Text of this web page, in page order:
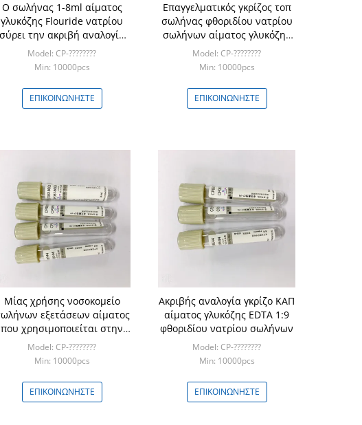
Ο σωλήνας 1-8ml αίματος
γλυκόζης Flouride νατρίου
σύρει την ακριβή αναλογία
όγκου
Model: CP-????????
Min: 10000pcs
ΕΠΙΚΟΙΝΩΝΉΣΤΕ
Επαγγελματικός γκρίζος τοπ
σωλήνας φθοριδίου νατρίου
σωλήνων αίματος γλυκόζης
για τη γλυκόζη
Model: CP-????????
Min: 10000pcs
ΕΠΙΚΟΙΝΩΝΉΣΤΕ
Μίας χρήσης νοσοκομείο
εξετάσεων αίματος
που χρησιμοποιείται στην
ανοχή γλυκόζης
Model: CP-????????
Min: 10000pcs
ΕΠΙΚΟΙΝΩΝΉΣΤΕ
Ακριβής αναλογία γκρίζο ΚΑΠ
αίματος γλυκόζης EDTA 1:9
φθοριδίου νατρίου σωλήνων
Model: CP-????????
Min: 10000pcs
ΕΠΙΚΟΙΝΩΝΉΣΤΕ